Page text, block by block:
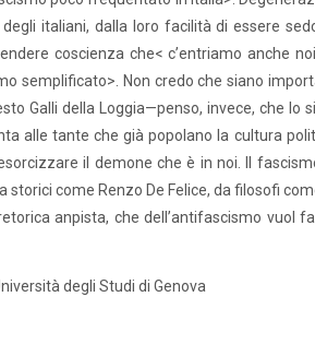
italiani, dalla loro facilità di essere
coscienza che< c’entriamo anche
semplificato>. Non credo che siano
Galli della Loggia—penso, invece, che lo
alle tante che già popolano la cultura
il demone che è in noi. Il
come Renzo De Felice, da filosofi
anpista, che dell’antifascismo vuol
degli Studi di Genova